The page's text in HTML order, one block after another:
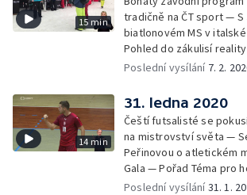
15 min
tradičně na ČT sport — S
biatlonovém MS v
Pohled do zákulisí
na vrchol" — Upoutávka
Poslední vysílání 7. 2.
14 min
31. ledna 2020
Čeští futsalisté se
na mistrovství světa —
Peřinovou o atletickém
Gala — Pořad Téma pro
vysílat i z brněnského
Poslední vysílání31. 1.